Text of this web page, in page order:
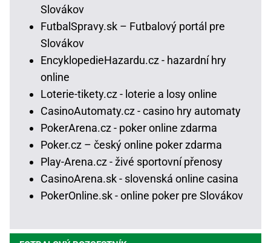
Slovákov
FutbalSpravy.sk – Futbalový portál pre
Slovákov
EncyklopedieHazardu.cz - hazardní hry
online
Loterie-tikety.cz - loterie a losy online
CasinoAutomaty.cz - casino hry automaty
PokerArena.cz - poker online zdarma
Poker.cz – český online poker zdarma
Play-Arena.cz - živé sportovní přenosy
CasinoArena.sk - slovenská online casina
PokerOnline.sk - online poker pre Slovákov